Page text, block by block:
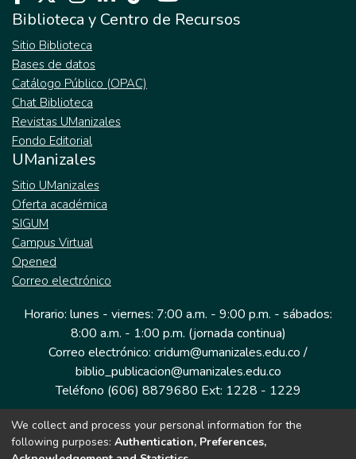
Biblioteca y Centro de Recursos
Sitio Biblioteca
Bases de datos
Catálogo Público (OPAC)
Chat Biblioteca
Revistas UManizales
Fondo Editorial
UManizales
Sitio UManizales
Oferta académica
SIGUM
Campus Virtual
Opened
Correo electrónico
Horario: lunes - viernes: 7:00 a.m. - 9:00 p.m. - sábados:
8:00 a.m. - 1:00 p.m. (jornada continua)
Correo electrónico: cridum@umanizales.edu.co /
biblio_publicacion@umanizales.edu.co
Teléfono (606) 8879680 Ext: 1228 - 1229
Dirección: Cra 9 a # 19-03 Edificio histórico, piso 1
Manizales, Caldas
We collect and process your personal information for the
following purposes: Authentication, Preferences,